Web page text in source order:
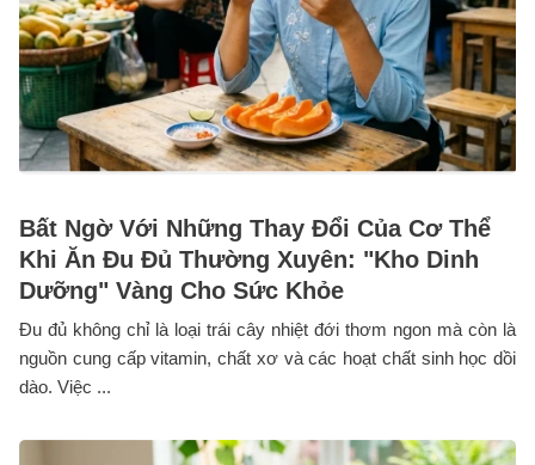
Bất Ngờ Với Những Thay Đổi Của Cơ Thể
Khi Ăn Đu Đủ Thường Xuyên: "Kho Dinh
Dưỡng" Vàng Cho Sức Khỏe
Đu đủ không chỉ là loại trái cây nhiệt đới thơm ngon mà còn là
nguồn cung cấp vitamin, chất xơ và các hoạt chất sinh học dồi
dào. Việc ...